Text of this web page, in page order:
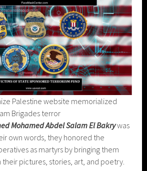
Palestine website memorialized
Brigades terror
Mohamed Abdel Salam El Bakrywas
own words, they honored the
as martyrs by bringing them
pictures, stories, art, and poetry.